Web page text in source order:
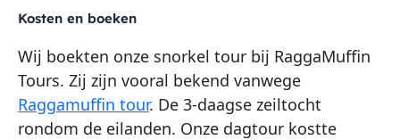
Kosten en boeken
Wij boekten onze snorkel tour bij RaggaMuffin
Tours. Zij zijn vooral bekend vanwege
Raggamuffin tour. De 3-daagse zeiltocht
rondom de eilanden. Onze dagtour kostte